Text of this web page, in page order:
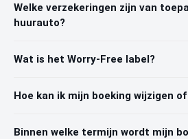
Welke verzekeringen zijn van
huurauto?
Wat is het Worry-Free label?
Hoe kan ik mijn boeking wijzigen
Binnen welke termijn wordt mijn